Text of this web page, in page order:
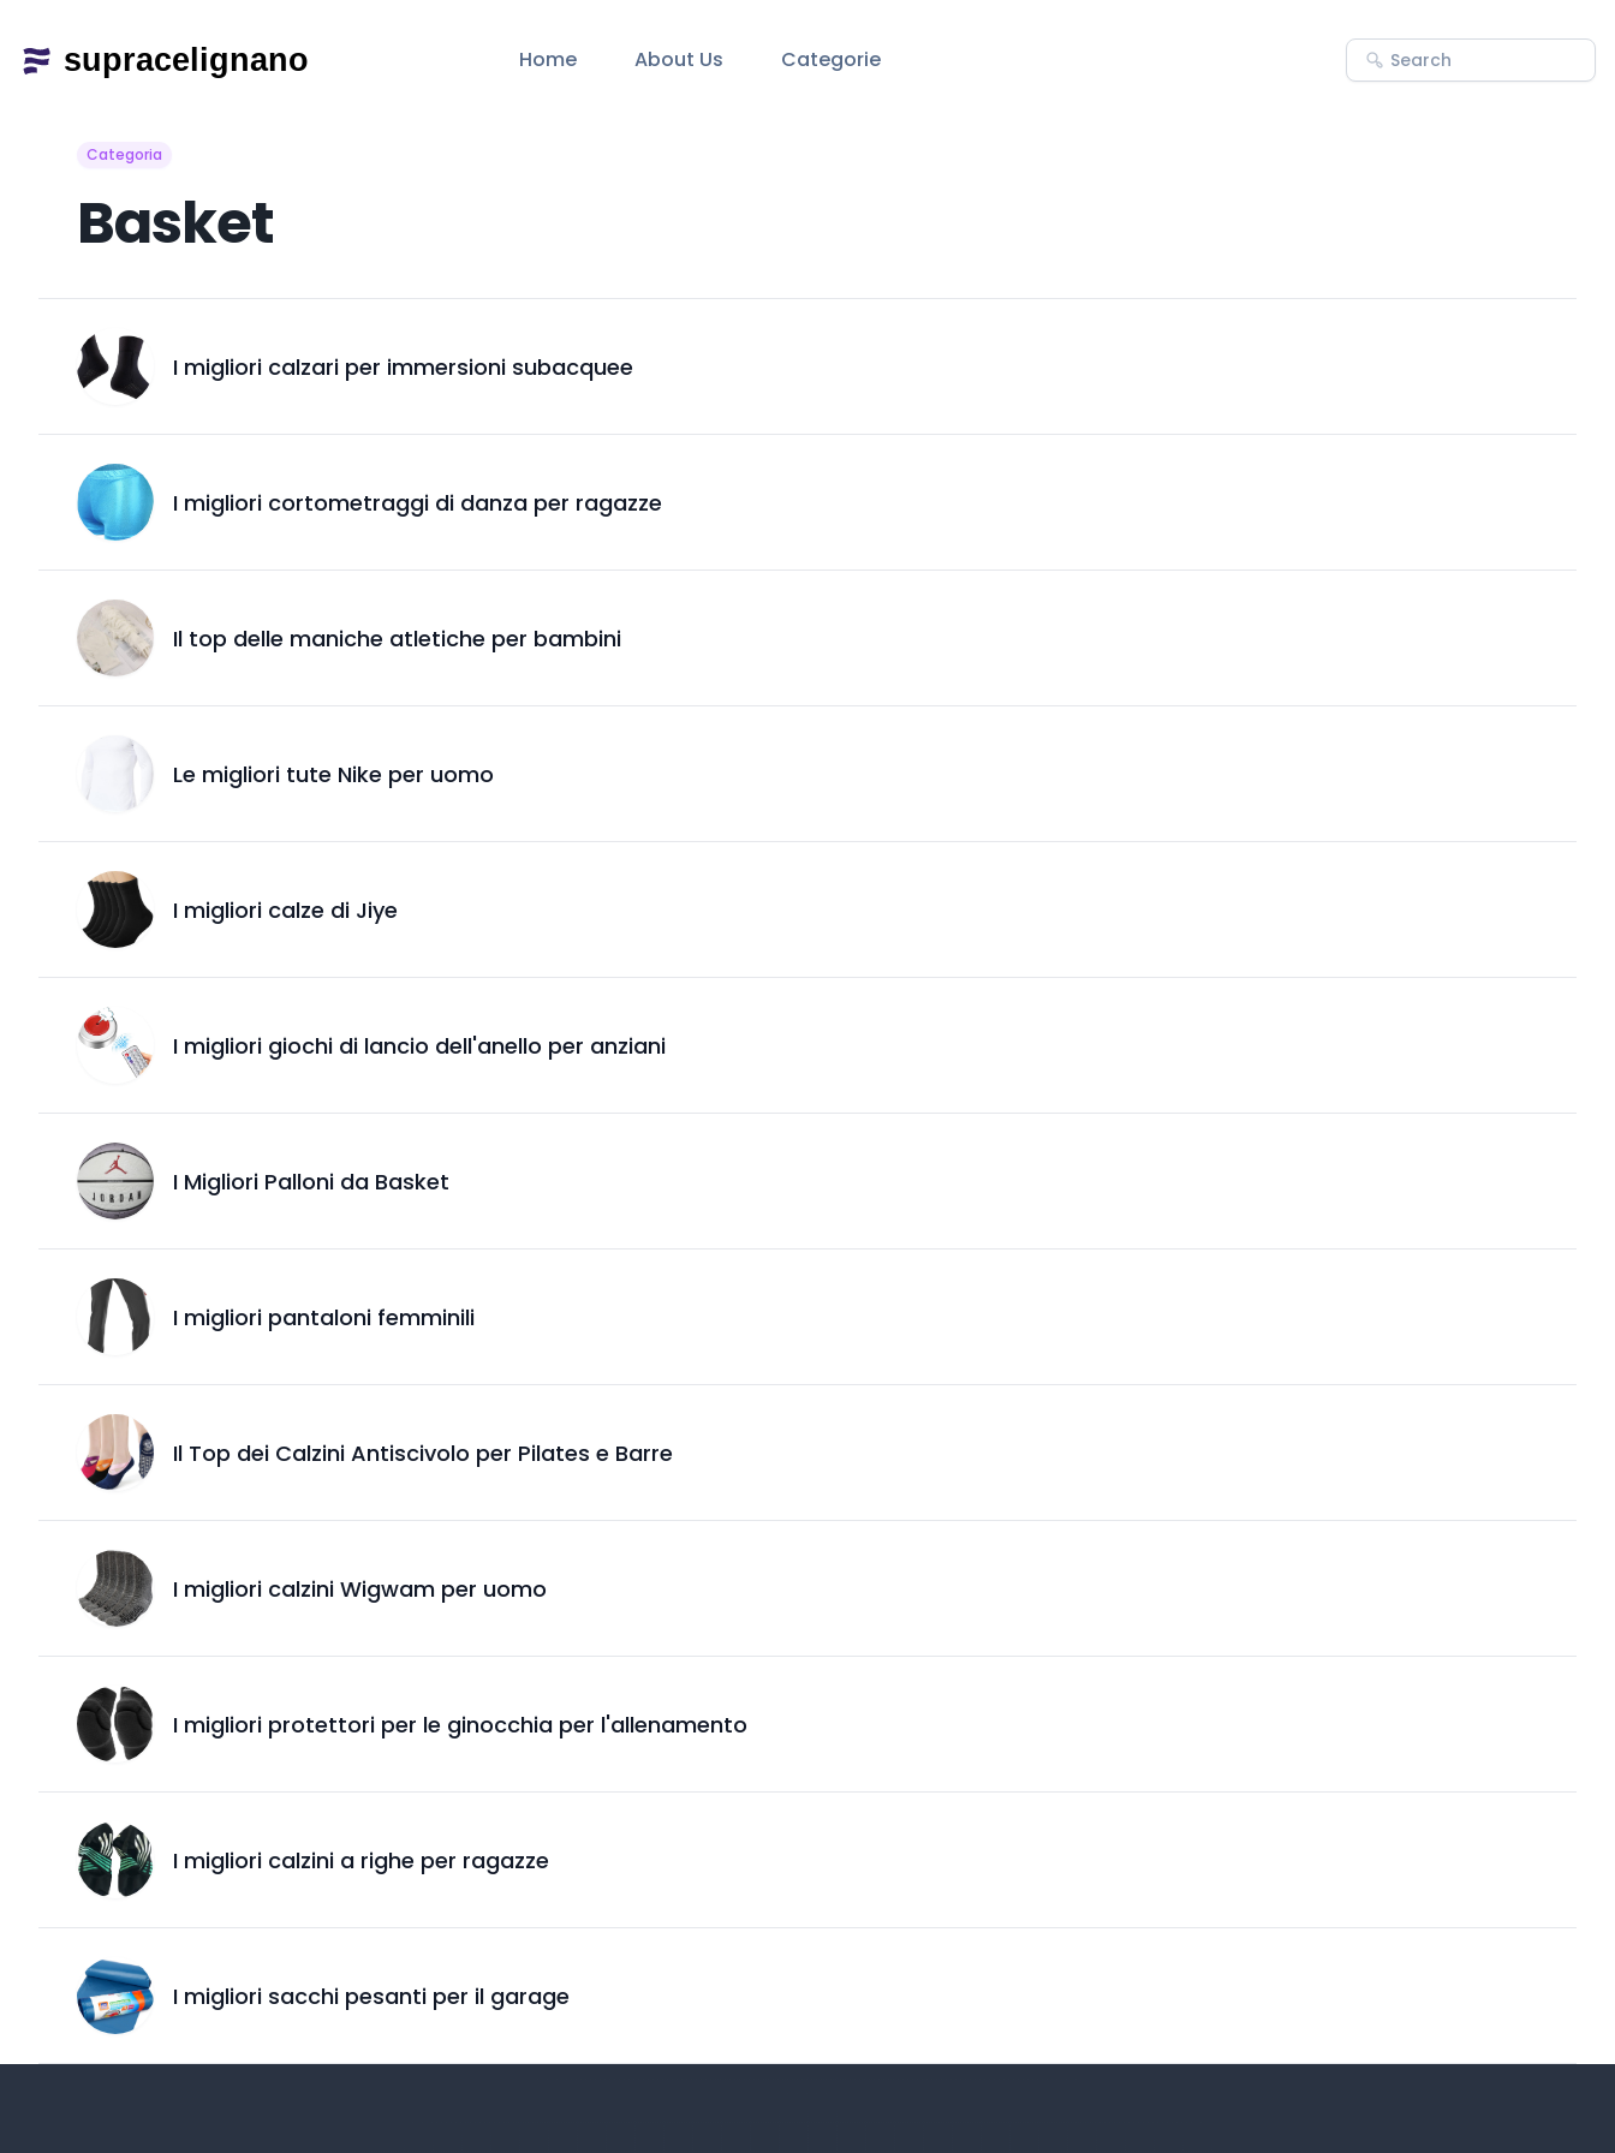
Home About Us Categorie
Categoria
Basket
I migliori calzari per immersioni subacquee
I migliori cortometraggi di danza per ragazze
Il top delle maniche atletiche per bambini
Le migliori tute Nike per uomo
I migliori calze di Jiye
I migliori giochi di lancio dell'anello per anziani
I Migliori Palloni da Basket
I migliori pantaloni femminili
Il Top dei Calzini Antiscivolo per Pilates e Barre
I migliori calzini Wigwam per uomo
I migliori protettori per le ginocchia per l'allenamento
I migliori calzini a righe per ragazze
I migliori sacchi pesanti per il garage